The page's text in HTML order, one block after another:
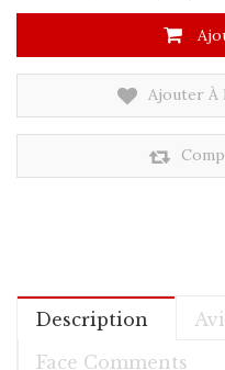
Ajouter À
Description
Face Comments